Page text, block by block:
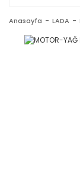
Anasayfa LADA